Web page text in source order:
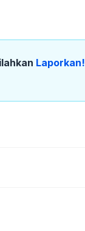
Laporkan!